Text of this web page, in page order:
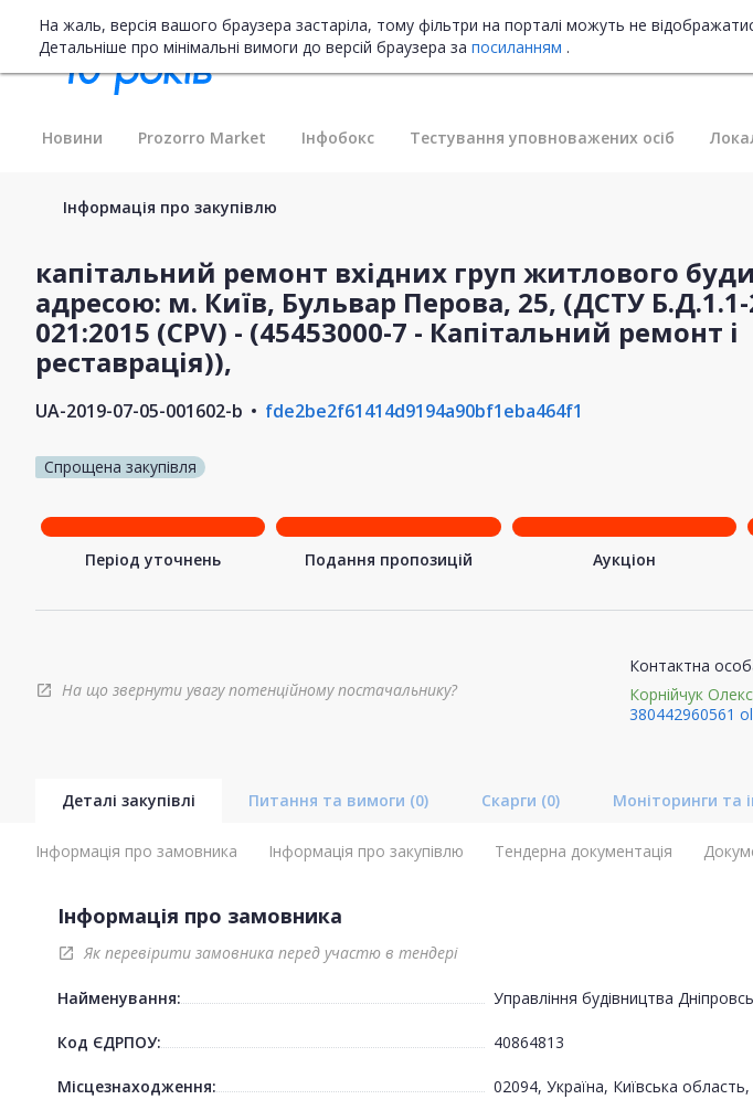
На жаль, версія вашого браузера застаріла, тому фільтри на порталі можуть не
Детальніше про мінімальні вимоги до версій браузера за посиланням .
Новини Prozorro Market Інфобокс Тестування уповноважених осіб
Інформація про закупівлю
капітальний ремонт вхідних груп житлового
адресою: м. Київ, Бульвар Перова, 25, (ДСТУ
021:2015 (CPV) - (45453000-7 - Капітальний ремонт і
реставрація)),
UA-2019-07-05-001602-b fde2be2f61414d9194a90bf1eba464f1
Спрощена закупівля
Період уточнень Подання пропозицій Аукціон
open_in_new На що звернути увагу потенційному постачальнику?
Контактна
Корнійчук
380442960561
Деталі закупівлі Питання та вимоги (0) Скарги (0) Моніторинги та
Інформація про замовника Інформація про закупівлю Тендерна документація
Інформація про замовника
open_in_new Як перевірити замовника перед участю в тендері
Найменування: Управління будівництва
Код ЄДРПОУ: 40864813
Місцезнаходження: 02094, Україна, Київська